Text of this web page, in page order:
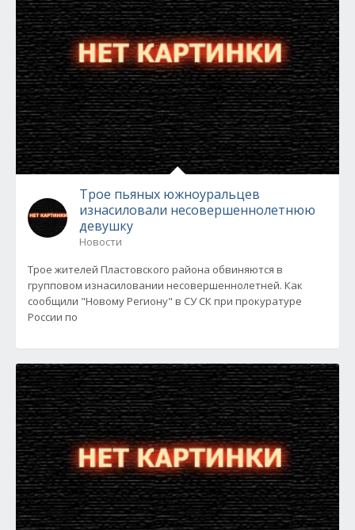
Трое пьяных южноуральцев
изнасиловали несовершеннолетнюю
девушку
Новости
Трое жителей Пластовского района обвиняются в
групповом изнасиловании несовершеннолетней. Как
сообщили "Новому Региону" в СУ СК при прокуратуре
России по